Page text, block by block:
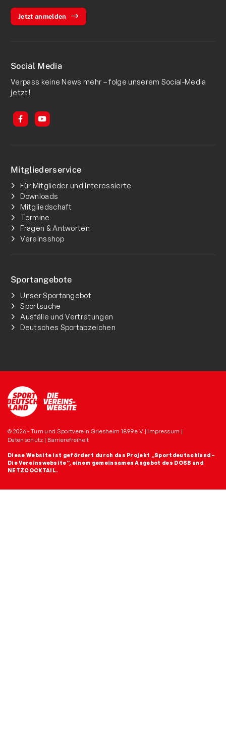
Jetzt anmelden
Social Media
Verpass keine News mehr – folge unserem Social-Media
jetzt!
Mitgliederservice
Für Mitglieder und Interessierte
Downloads
Mitgliedschaft
Termine
Fragen & Antworten
Vereinsshop
Sportangebote
Unser Sportangebot
Sportsuche
Ausfälle und Vertretungen
Deutsches Sportabzeichen
© 2026 - Turn und Sportverein Griesheim 1899 e.V | Impressum |
Datenschutz | Barrierefreiheit
Diese Website ist gefördert durch das Projekt „Sportdeutschland –
Die Vereinswebsite”, einem gemeinsamen Angebot des DOSB und
NETZCOCKTAIL.